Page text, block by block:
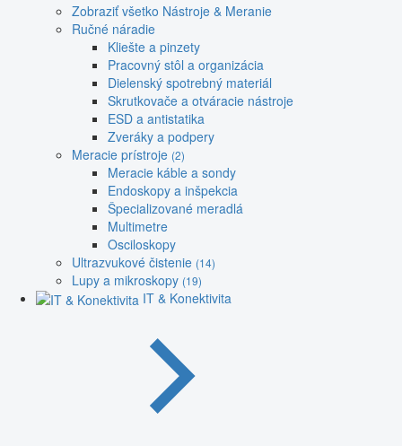
Zobraziť všetko Nástroje & Meranie
Ručné náradie
Kliešte a pinzety
Pracovný stôl a organizácia
Dielenský spotrebný materiál
Skrutkovače a otváracie nástroje
ESD a antistatika
Zveráky a podpery
Meracie prístroje (2)
Meracie káble a sondy
Endoskopy a inšpekcia
Špecializované meradlá
Multimetre
Osciloskopy
Ultrazvukové čistenie (14)
Lupy a mikroskopy (19)
IT & Konektivita